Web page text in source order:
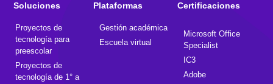
Soluciones
Proyectos de
tecnología para
preescolar
Proyectos de
tecnología de 1° a
Plataformas
Gestión académica
Escuela virtual
Certificaciones
Microsoft Office
Specialist
IC3
Adobe